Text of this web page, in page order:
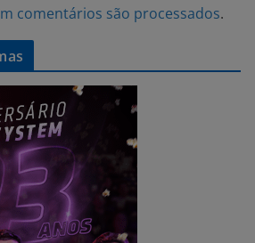
comentários são processados.